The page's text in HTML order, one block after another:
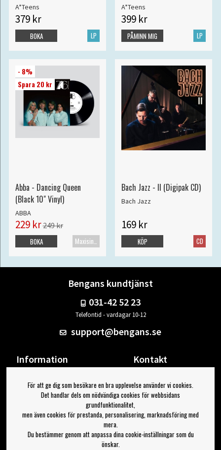
A*Teens
379 kr
LP
BOKA
A*Teens
399 kr
LP
PÅMINN MIG
- 8%
Spara 20 kr
Abba - Dancing Queen
(Black 10" Vinyl)
ABBA
229 kr249 kr
Maxisingel
BOKA
Bach Jazz - II (Digipak CD)
Bach Jazz
169 kr
CD
KÖP
Bengans kundtjänst
031-42 52 23
Telefontid - vardagar 10-12
support@bengans.se
Information
Om Bengans
FAQ / Köp- & Leveransvillkor
Kontakt
Din sida
Logga ut
Jag vill ha tips från Bengans
För att ge dig som besökare en bra upplevelse använder vi cookies.
Det handlar dels om nödvändiga cookies för webbsidans
grundfunktionalitet,
men även cookies för prestanda, personalisering, marknadsföring med
mera.
Du bestämmer genom att anpassa dina cookie-inställningar som du
önskar.